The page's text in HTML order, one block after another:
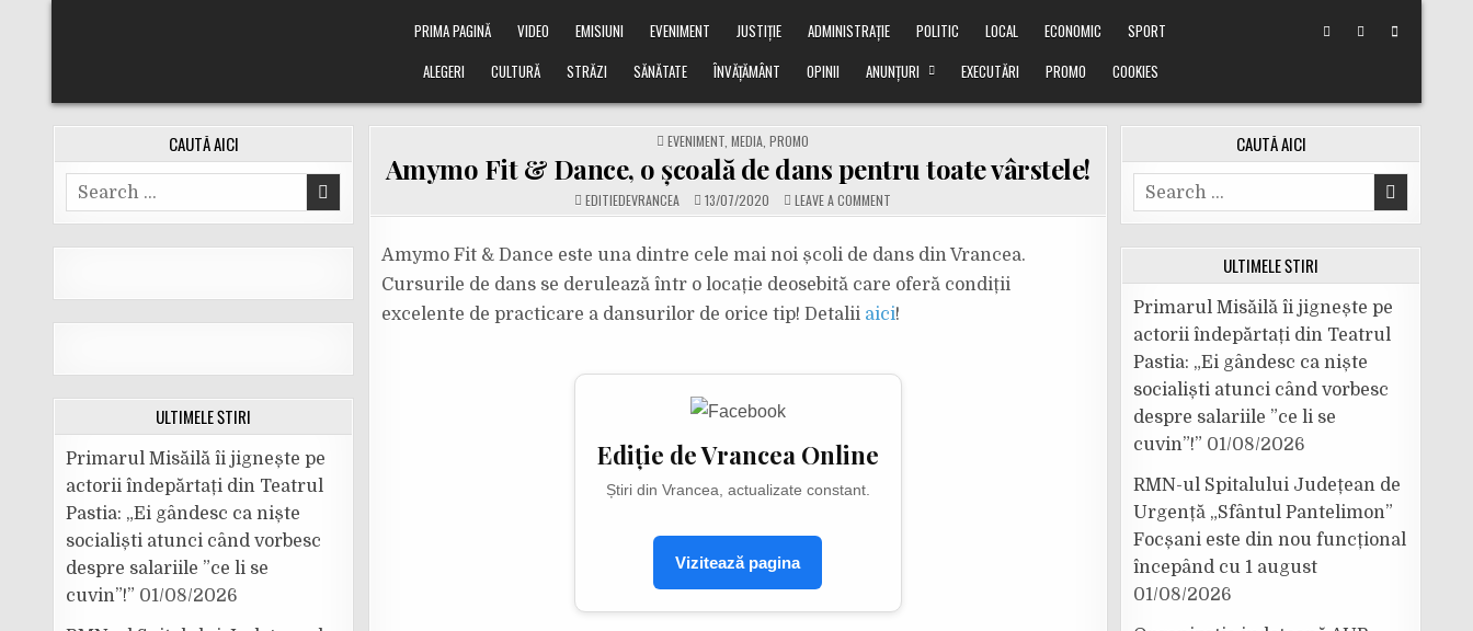
PRIMA PAGINĂ VIDEO EMISIUNI EVENIMENT JUSTIȚIE ADMINISTRAȚIE POLITIC LOCAL ECONOMIC
SPORT
ALEGERI
CULTURĂ STRĂZI SĂNĂTATE ÎNVĂȚĂMÂNT OPINII ANUNȚURI EXECUTĂRI PROMO COOKIES
POSTED
IN
EVENIMENT, MEDIA, PROMO
Amymo Fit & Dance, o școală de dans pentru toate vârstele!
EDITIEDEVRANCEA 13/07/2020 LEAVE A COMMENTON
AMYMO
DANCE,
O
ȘCOALĂ
DE
DANS
PENTRU
Amymo Fit & Dance este una dintre cele mai noi școli de dans din Vrancea.
Cursurile de dans se derulează într o locație deosebită care oferă condiții
excelente de practicare a dansurilor de orice tip! Detalii aici!
Ediție de Vrancea Online
Știri din Vrancea, actualizate constant.
Vizitează pagina
CAUTĂ AICI
Search
for:
ULTIMELE ȘTIRI
Primarul Misăilă îi jignește pe
actorii îndepărtați din Teatrul
Pastia: „Ei gândesc ca niște
socialiști atunci când vorbesc
despre salariile ”ce li se
cuvin”!” 01/08/2026
CAUTĂ AICI
Search
for:
ULTIMELE ȘTIRI
Primarul Misăilă îi jignește pe
actorii îndepărtați din Teatrul
Pastia: „Ei gândesc ca niște
socialiști atunci când vorbesc
despre salariile ”ce li se
cuvin”!” 01/08/2026
RMN-ul Spitalului Județean de
Urgență „Sfântul Pantelimon”
Focșani este din nou funcțional
începând cu 1 august
01/08/2026